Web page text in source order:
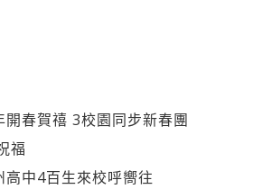
開春賀禧 3校園同步新春團
福
高中4百生來校呼嚮往